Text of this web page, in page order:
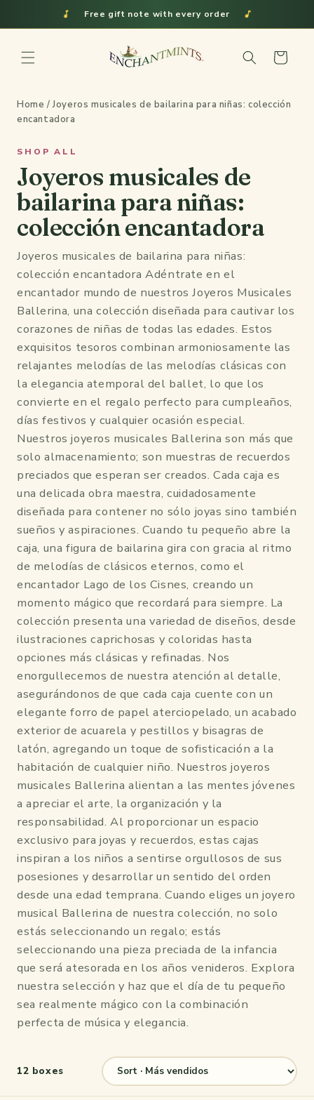
directamente
al contenido
Free gift note with every order
Carrito
Home / Joyeros musicales de bailarina para niñas: colección
encantadora
SHOP ALL
Joyeros musicales de
bailarina para niñas:
colección encantadora
Joyeros musicales de bailarina para niñas:
colección encantadora Adéntrate en el
encantador mundo de nuestros Joyeros Musicales
Ballerina, una colección diseñada para cautivar los
corazones de niñas de todas las edades. Estos
exquisitos tesoros combinan armoniosamente las
relajantes melodías de las melodías clásicas con
la elegancia atemporal del ballet, lo que los
convierte en el regalo perfecto para cumpleaños,
días festivos y cualquier ocasión especial.
Nuestros joyeros musicales Ballerina son más que
solo almacenamiento; son muestras de recuerdos
preciados que esperan ser creados. Cada caja es
una delicada obra maestra, cuidadosamente
diseñada para contener no sólo joyas sino también
sueños y aspiraciones. Cuando tu pequeño abre la
caja, una figura de bailarina gira con gracia al ritmo
de melodías de clásicos eternos, como el
encantador Lago de los Cisnes, creando un
momento mágico que recordará para siempre. La
colección presenta una variedad de diseños, desde
ilustraciones caprichosas y coloridas hasta
opciones más clásicas y refinadas. Nos
enorgullecemos de nuestra atención al detalle,
asegurándonos de que cada caja cuente con un
elegante forro de papel aterciopelado, un acabado
exterior de acuarela y pestillos y bisagras de
latón, agregando un toque de sofisticación a la
habitación de cualquier niño. Nuestros joyeros
musicales Ballerina alientan a las mentes jóvenes
a apreciar el arte, la organización y la
responsabilidad. Al proporcionar un espacio
exclusivo para joyas y recuerdos, estas cajas
inspiran a los niños a sentirse orgullosos de sus
posesiones y desarrollar un sentido del orden
desde una edad temprana. Cuando eliges un joyero
musical Ballerina de nuestra colección, no solo
estás seleccionando un regalo; estás
seleccionando una pieza preciada de la infancia
que será atesorada en los años venideros. Explora
nuestra selección y haz que el día de tu pequeño
sea realmente mágico con la combinación
perfecta de música y elegancia.
12 boxes